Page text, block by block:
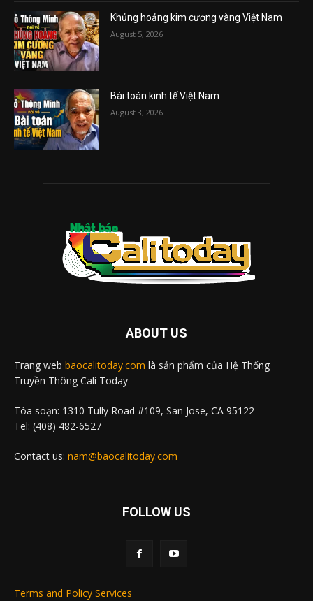
Khủng hoảng kim cương vàng Việt Nam
August 5, 2026
Bài toán kinh tế Việt Nam
August 3, 2026
ABOUT US
Trang web baocalitoday.com là sản phẩm của Hệ Thống
Truyền Thông Cali Today
Tòa soạn: 1310 Tully Road #109, San Jose, CA 95122
Tel: (408) 482-6527
Contact us: nam@baocalitoday.com
FOLLOW US
Terms and Policy Services